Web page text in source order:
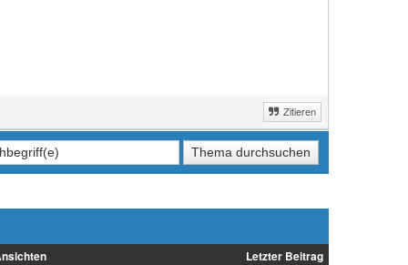
Zitieren
Letzter Beitrag